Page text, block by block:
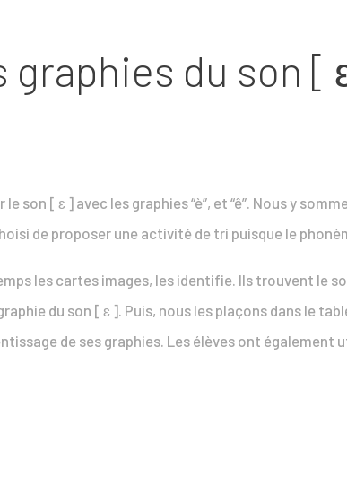
du son [
son [ ɛ ] avec les graphies “è”, et “ê”. Nous y
de proposer une activité de tri puisque le
les cartes images, les identifie. Ils trouvent le
du son [ ɛ ]. Puis, nous les plaçons dans le
de ses graphies. Les élèves ont également